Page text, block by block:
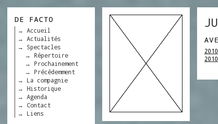
DE FACTO
Accueil
Actualités
Spectacles
Répertoire
Prochainement
Précédemment
La compagnie
Historique
Agenda
Contact
Liens